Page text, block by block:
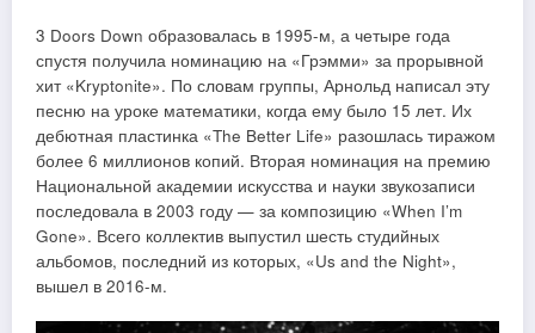
3 Doors Down образовалась в 1995-м, а четыре года
спустя получила номинацию на «Грэмми» за прорывной
хит «Kryptonite». По словам группы, Арнольд написал эту
песню на уроке математики, когда ему было 15 лет. Их
дебютная пластинка «The Better Life» разошлась тиражом
более 6 миллионов копий. Вторая номинация на премию
Национальной академии искусства и науки звукозаписи
последовала в 2003 году — за композицию «When I’m
Gone». Всего коллектив выпустил шесть студийных
альбомов, последний из которых, «Us and the Night»,
вышел в 2016-м.